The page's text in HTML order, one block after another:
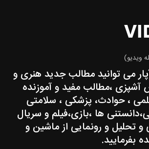
می توانید مطالب جدید هنری و
،مطالب مفید و آموزنده
، حوادث، پزشکی ، سلامتی
ها ،بازی،فیلم و سریال
و تحلیل و رونمایی از ماشین و
بفرمایید.